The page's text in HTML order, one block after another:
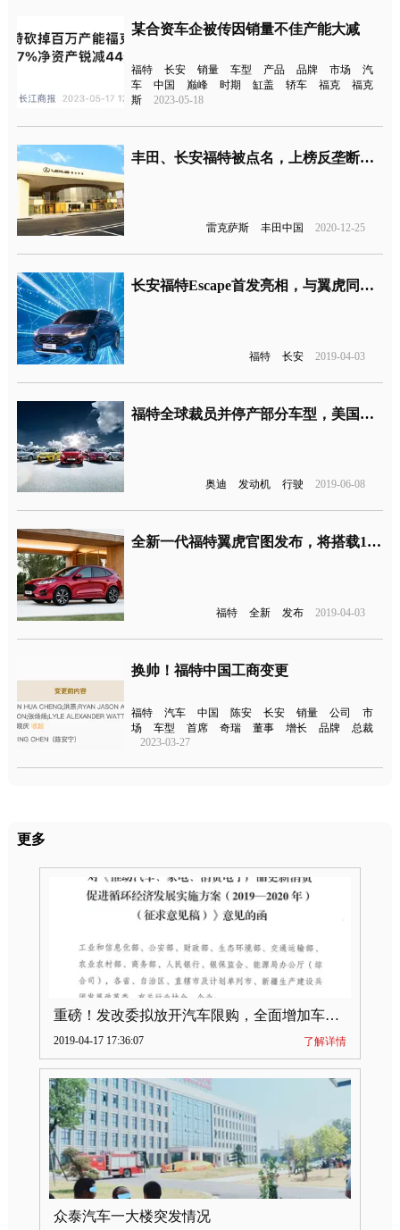
某合资车企被传因销量不佳产能大减
福特 长安 销量 车型 产品 品牌 市场
汽
车
中国 巅峰 时期 缸盖 轿车 福克
福克
斯
2023-05-18
丰田、长安福特被点名，上榜反垄断执法十大典型案例
雷克萨斯 丰田中国 2020-12-25
长安福特Escape首发亮相，与翼虎同堂销售
福特 长安 2019-04-03
福特全球裁员并停产部分车型，美国车企陷入颓势
奥迪 发动机 行驶 2019-06-08
全新一代福特翼虎官图发布，将搭载1.5T三缸发动机
福特 全新 发布 2019-04-03
换帅！福特中国工商变更
福特 汽车 中国 陈安 长安 销量 公司
市
场
车型 首席 奇瑞 董事 增长 品牌
总裁
2023-03-27
更多
重磅！发改委拟放开汽车限购，全面增加车牌指标
2019-04-17 17:36:07 了解详情
众泰汽车一大楼突发情况